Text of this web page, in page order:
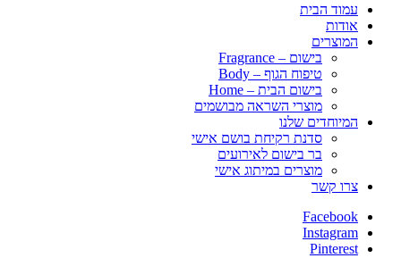
עמוד הבית
אודות
המוצרים
בישום – Fragrance
טיפוח הגוף – Body
בישום הבית – Home
מוצרי השראה מבושמים
המיוחדים שלנו
סדנת רקיחת בושם אישי
בר בישום לאירועים
מוצרים במיתוג אישי
צרו קשר
Facebook
Instagram
Pinterest